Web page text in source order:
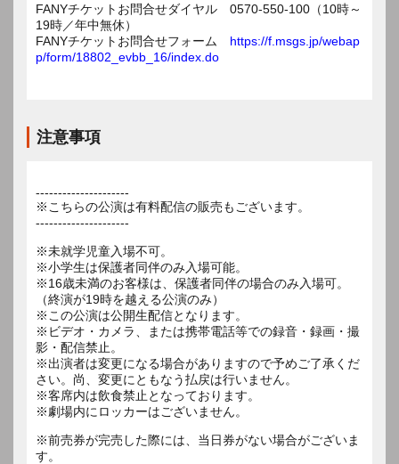
FANYチケットお問合せダイヤル 0570-550-100（10時～
19時／年中無休）
FANYチケットお問合せフォーム https://f.msgs.jp/webap
p/form/18802_evbb_16/index.do
注意事項
---------------------
※こちらの公演は有料配信の販売もございます。
---------------------
※未就学児童入場不可。
※小学生は保護者同伴のみ入場可能。
※16歳未満のお客様は、保護者同伴の場合のみ入場可。
（終演が19時を越える公演のみ）
※この公演は公開生配信となります。
※ビデオ・カメラ、または携帯電話等での録音・録画・撮
影・配信禁止。
※出演者は変更になる場合がありますので予めご了承くだ
さい。尚、変更にともなう払戻は行いません。
※客席内は飲食禁止となっております。
※劇場内にロッカーはございません。
※前売券が完売した際には、当日券がない場合がございま
す。